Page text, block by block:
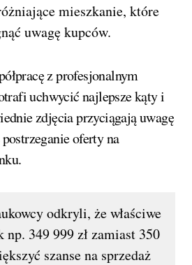
mieszkanie, które
uwagę kupców.
z profesjonalnym
uchwycić najlepsze kąty i
zdjęcia przyciągają uwagę
oferty na
odkryli, że właściwe
np. 349 999 zł zamiast 350
szanse na sprzedaż